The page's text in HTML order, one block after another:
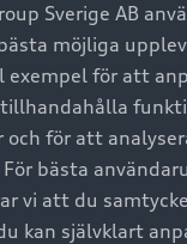
Sverige AB
möjliga
för att
tillhandahålla
och för att
bästa
vi att du
kan självklart
i lager
- så gott som nya
- köp online